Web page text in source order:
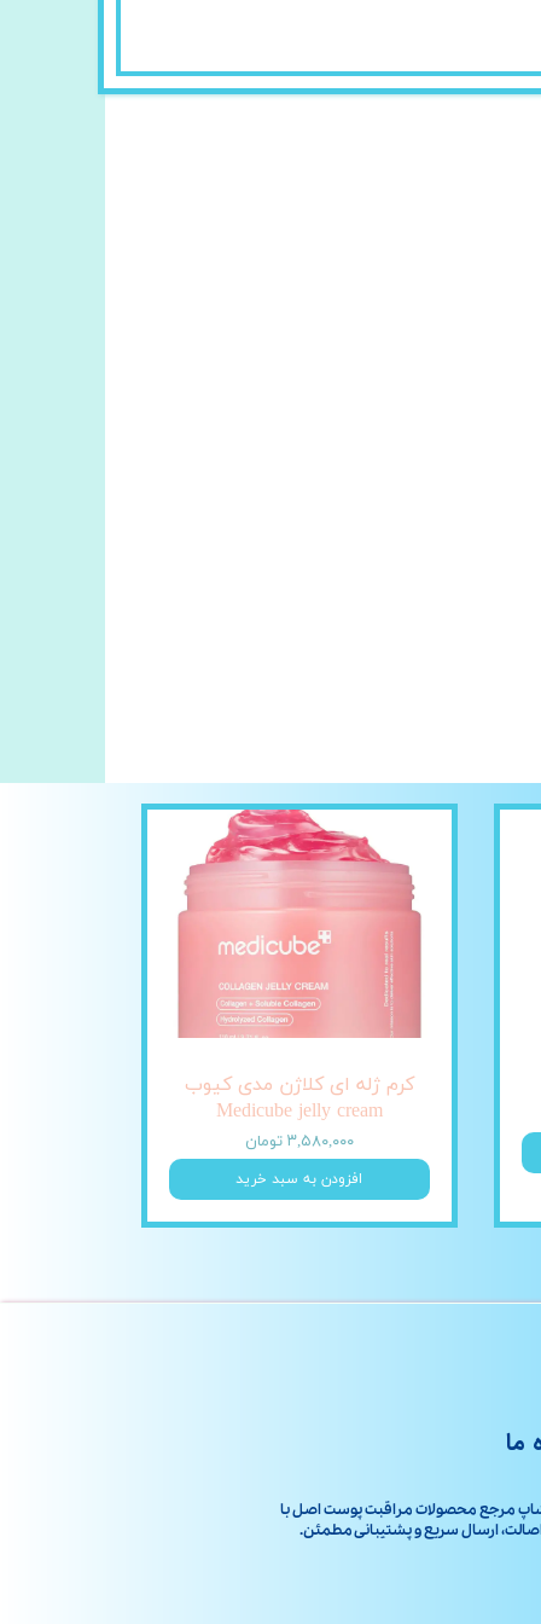
کرم ژله ای کلاژن مدی کیوب
Medicube jelly cream
۳,۵۸۰,۰۰۰ تومان
افزودن به سبد خرید
مرجع محصولات مراقبت پوست اصل با
ارسال سریع و پشتیبانی مطمئن.​​​​​​​​​​​​​​
ما